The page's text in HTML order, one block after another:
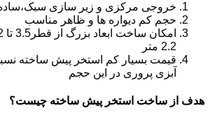
خروجی مرکزی و زیر سازی سبک،ساده
حجم کم دیواره ها و ظاهر مناسب
2.2 متر
قیمت بسیار کم استخر پیش ساخته
آبزی پروری در این حجم
هدف از ساخت استخر پیش ساخته چیست؟